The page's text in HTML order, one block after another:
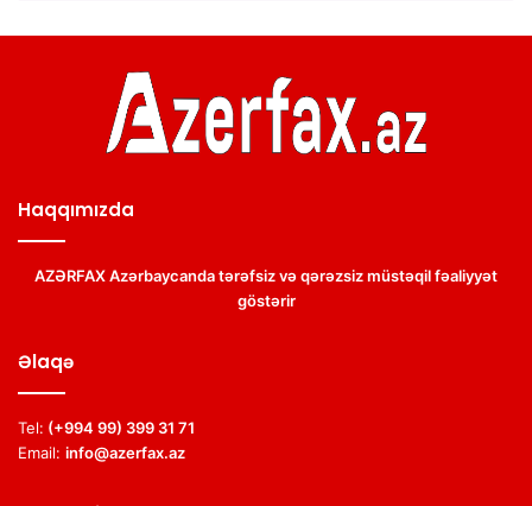
Haqqımızda
AZƏRFAX Azərbaycanda tərəfsiz və qərəzsiz müstəqil fəaliyyət
göstərir
Əlaqə
Tel: (+994 99) 399 31 71
Email: info@azerfax.az